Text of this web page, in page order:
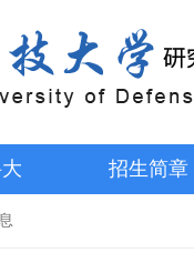
招生简章